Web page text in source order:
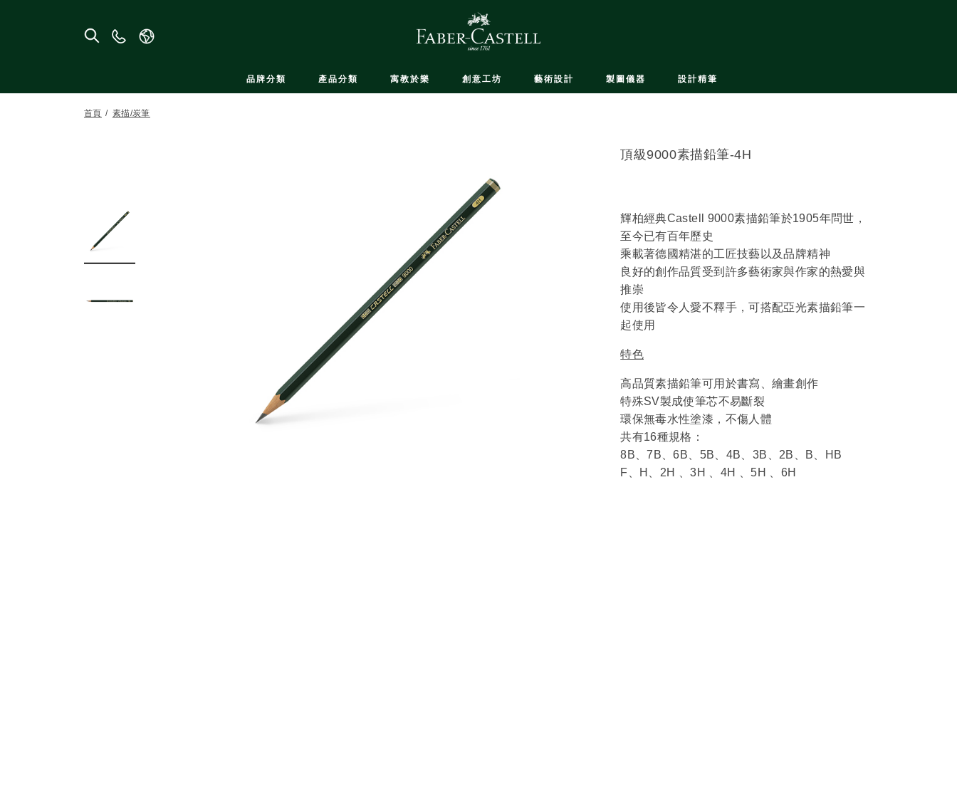
聯
品牌分類 產品分類 寓教於樂 創意工坊 藝術設計 製圖儀器 設計精筆
首頁 素描/炭筆
頂級9000素描鉛筆-4H
輝柏經典Castell 9000素描鉛筆於1905年問世，
至今已有百年歷史
乘載著德國精湛的工匠技藝以及品牌精神
良好的創作品質受到許多藝術家與作家的熱愛與
推崇
使用後皆令人愛不釋手，可搭配亞光素描鉛筆一
起使用
特色
高品質素描鉛筆可用於書寫、繪畫創作
特殊SV製成使筆芯不易斷裂
環保無毒水性塗漆，不傷人體
共有16種規格：
8B、7B、6B、5B、4B、3B、2B、B、HB
F、H、2H 、3H 、4H 、5H 、6H